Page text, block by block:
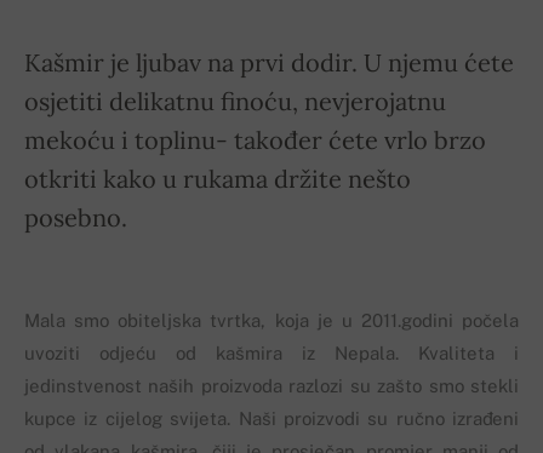
Kašmir je ljubav na prvi dodir. U njemu ćete
osjetiti delikatnu finoću, nevjerojatnu
mekoću i toplinu- također ćete vrlo brzo
otkriti kako u rukama držite nešto
posebno.
Mala smo obiteljska tvrtka, koja je u 2011.godini počela
uvoziti odjeću od kašmira iz Nepala. Kvaliteta i
jedinstvenost naših proizvoda razlozi su zašto smo stekli
kupce iz cijelog svijeta. Naši proizvodi su ručno izrađeni